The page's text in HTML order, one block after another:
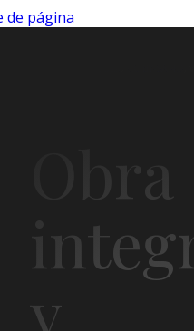
de página
Obra
y